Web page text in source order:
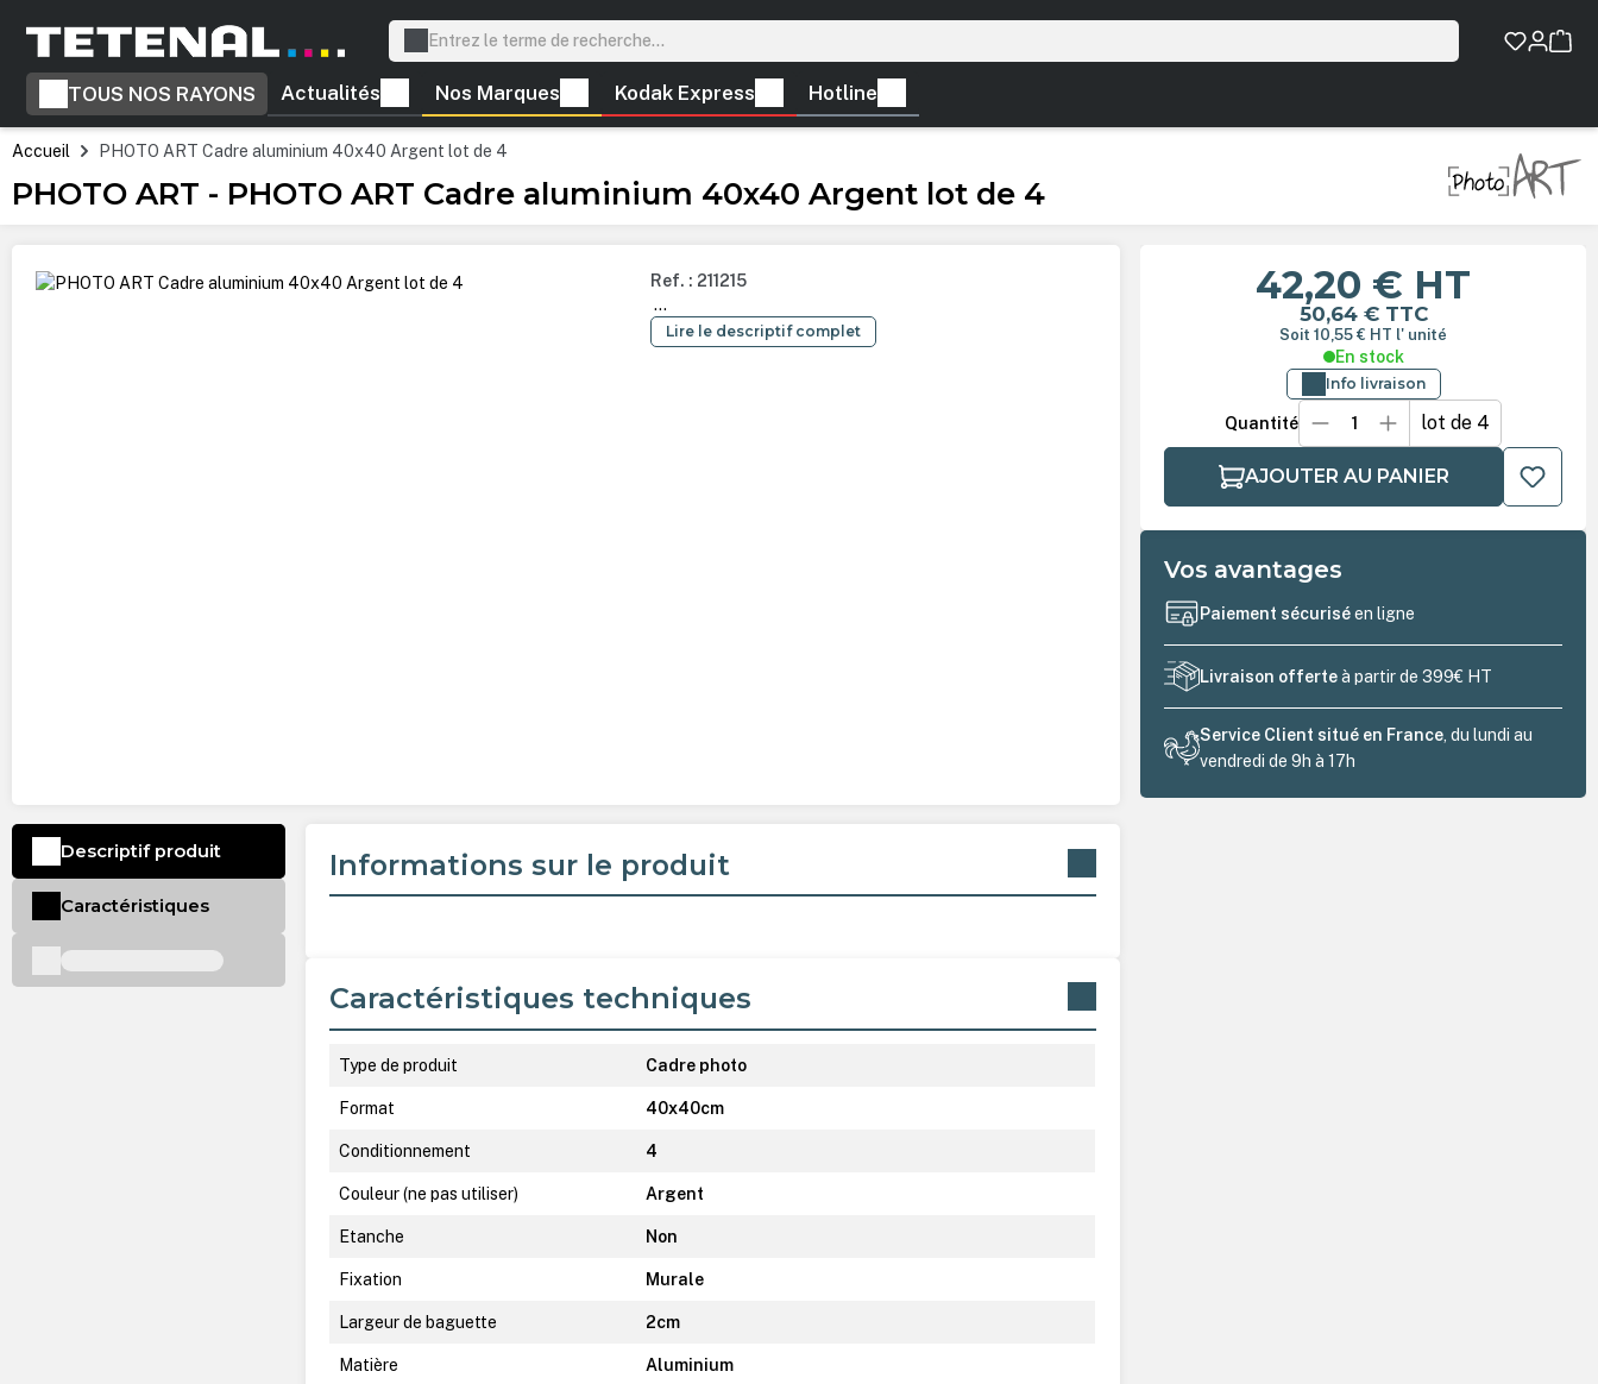
Passer à la navigation principale
TOUS NOS RAYONS Actualités Nos Marques Kodak Express Hotline
Accueil PHOTO ART Cadre aluminium 40x40 Argent lot de 4
PHOTO ART - PHOTO ART Cadre aluminium 40x40 Argent lot de 4
Ignorer la galerie d'images
Ref. : 211215
...
Lire le descriptif complet
42,20 € HT
50,64 € TTC
Soit 10,55 € HT l' unité
En stock
Info livraison
Quantité lot de 4
AJOUTER AU PANIER
Vos avantages
Paiement sécuriséen ligne
Livraison offerteà partir de 399€ HT
Service Client situé en France , du lundi au
vendredi de 9h à 17h
Informations sur le produit
Caractéristiques techniques
Type de produit Cadre photo
Format 40x40cm
Conditionnement 4
Couleur (ne pas utiliser) Argent
Etanche Non
Fixation Murale
Largeur de baguette 2cm
Matière Aluminium
Descriptif produit
Caractéristiques